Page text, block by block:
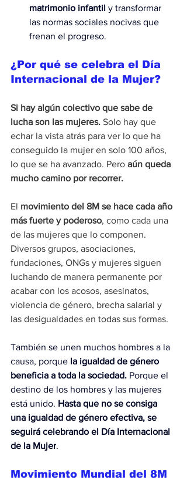
matrimonio infantil y transformar
las normas sociales nocivas que
frenan el progreso.
¿Por qué se celebra el Día
Internacional de la Mujer?
Si hay algún colectivo que sabe de
lucha son las mujeres. Solo hay que
echar la vista atrás para ver lo que ha
conseguido la mujer en solo 100 años,
lo que se ha avanzado. Pero aún queda
mucho camino por recorrer.
El movimiento del 8M se hace cada año
más fuerte y poderoso, como cada una
de las mujeres que lo componen.
Diversos grupos, asociaciones,
fundaciones, ONGs y mujeres siguen
luchando de manera permanente por
acabar con los acosos, asesinatos,
violencia de género, brecha salarial y
las desigualdades en todas sus formas.
También se unen muchos hombres a la
causa, porque la igualdad de género
beneficia a toda la sociedad. Porque el
destino de los hombres y las mujeres
está unido. Hasta que no se consiga
una igualdad de género efectiva, se
seguirá celebrando el Día Internacional
de la Mujer.
Movimiento Mundial del 8M